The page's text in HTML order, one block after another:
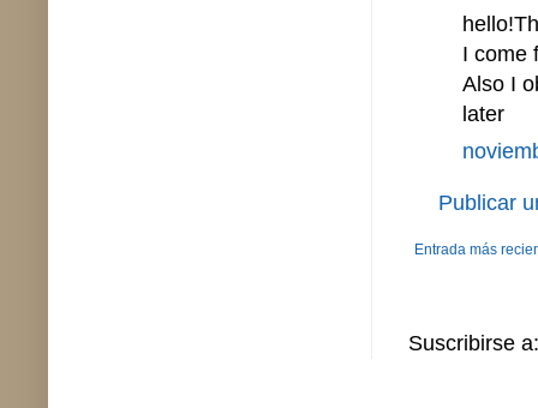
I come
Also I
later
Publicar
Entrada más
Suscribirse